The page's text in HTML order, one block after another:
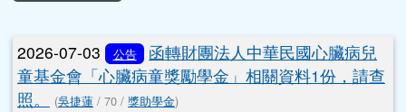
文章列表
2026-07-03 公告
函轉財團法人中華民國心臟病兒
童基金會「心臟病童獎勵學金」相關資料1份，請查
照。
(吳捷蓮 / 70 / 獎助學金)